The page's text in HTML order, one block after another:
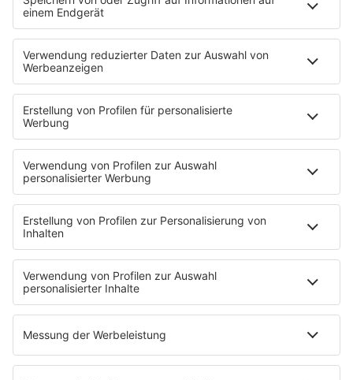
stecken Geschichten, die selbst eingefleischte
Dirty-Dancing-Fans überraschen dürften.
mehr lesen
IMAGO / Future Image
65 Jahre Martin Gore: